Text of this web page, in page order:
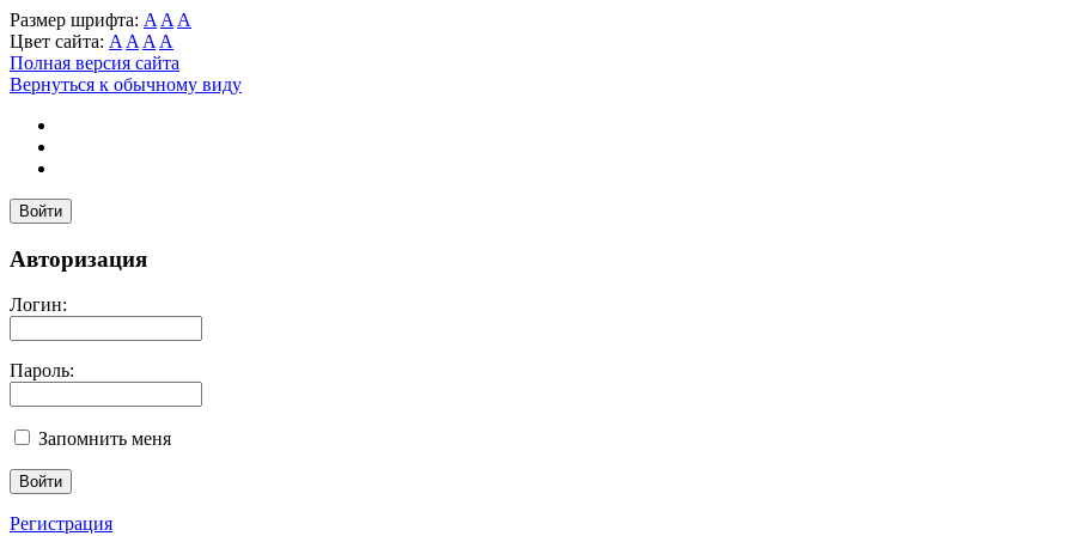
Размер шрифта: A A A
Цвет сайта: A A A A
Полная версия сайта
Вернуться к обычному виду
Войти
Авторизация
Логин:
Пароль:
Запомнить меня
Регистрация